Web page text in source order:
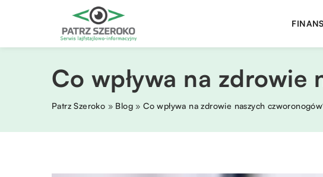
Co wpływa na zdrowie
Patrz Szeroko » Blog »Co wpływa na zdrowie naszych